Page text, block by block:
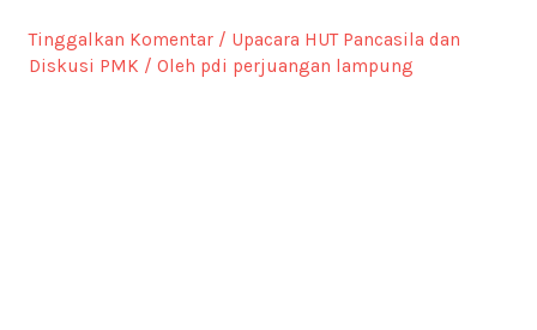
Tinggalkan Komentar / Upacara HUT Pancasila dan
Diskusi PMK / Oleh pdi perjuangan lampung